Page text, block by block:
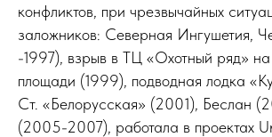
конфликтов, при чрезвычайных
заложников: Северная Ингушетия,
-1997), взрыв в ТЦ «Охотный ряд»
площади (1999), подводная лодка
Ст. «Белорусская» (2001), Беслан
(2005-2007), работала в проектах